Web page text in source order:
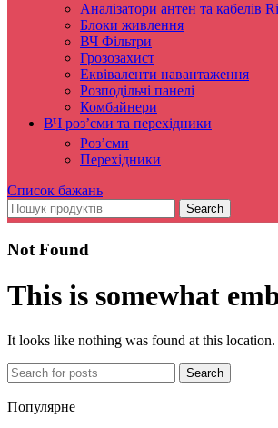
Аналізатори антен та кабелів
Блоки живлення
ВЧ Фільтри
Грозозахист
Еквіваленти навантаження
Розподільчі панелі
Комбайнери
ВЧ роз’єми та перехідники
Роз’єми
Перехідники
Список бажань
Search
Not Found
This is somewhat
It looks like nothing was found at this location.
Search
Популярне